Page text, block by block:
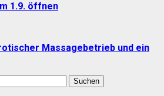
1.9. öffnen
Massagebetrieb und ein